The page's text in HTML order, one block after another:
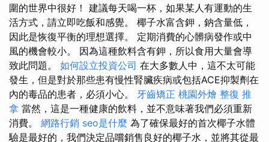
圍的世界中很好！ 建議每天喝一杯，如果某人有運動的生
活方式，請立即吃飯和感覺。 椰子水富含鉀，鈉含量低，
因此是恢復平衡的理想選擇。 定期消費的心髒病發作或中
風的機會較小。 因為這種飲料含有鉀，所以食用大量會導
致此問題。 如何設立投資公司 在大多數人中，這不太可能
發生，但是對於那些患有慢性腎臟疾病或包括ACE抑製劑在
內的毒品的患者，必須小心。 牙齒矯正 桃園外燴 整復 推
拿 當然，這是一種健康的飲料，並不意味著我們必須重新
消費。 網路行銷 seo是什麼 為了確保最好的首次椰子水體
驗是最好的，我們決定品嚐銷售良好的椰子水，並將其從最